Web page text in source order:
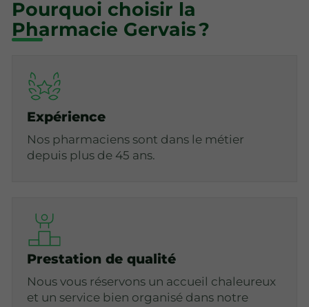
Pourquoi choisir la
Pharmacie Gervais ?
Expérience
Nos pharmaciens sont dans le métier
depuis plus de 45 ans.
Prestation de qualité
Nous vous réservons un accueil chaleureux
et un service bien organisé dans notre